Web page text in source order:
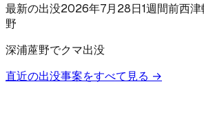
最新の出没2026年7月28日1週間前西津
野
深浦蓙野でクマ出没
直近の出没事案をすべて見る →